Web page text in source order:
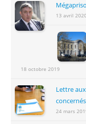
13 avril 2020
18 octobre 2019
Lettre
24 mars